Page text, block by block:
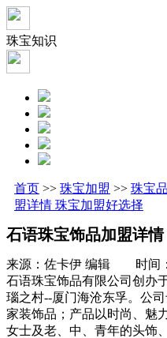
珠宝知识
首页 >> 珠宝加盟 >> 珠宝
盟详情 珠宝加盟好选择
石语珠宝饰品加盟详
来源：佐卡伊 编辑 时
石语珠宝饰品有限公司创办
瑙之村--厦门海沧东孚。公
家装饰品；产品以时尚、魅
女士及老、中、青年的头饰